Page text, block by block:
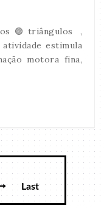
,
estimula
motora fina,
Last